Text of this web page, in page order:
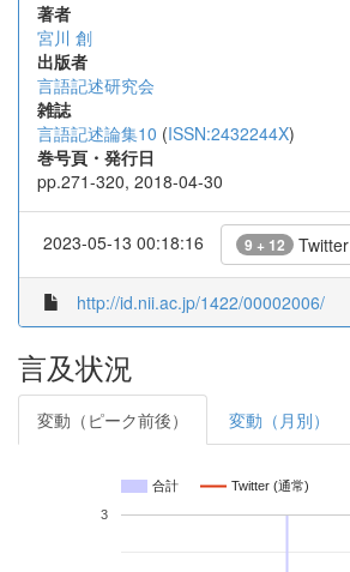
著者
宮川 創
出版者
言語記述研究会
雑誌
言語記述論集10 (ISSN:2432244X)
巻号頁・発行日
pp.271-320, 2018-04-30
2023-05-13 00:18:16 9 + 12 Twitter
http://id.nii.ac.jp/1422/00002006/
言及状況
変動（ピーク前後） 変動（月別）
合計 Twitter (通常)
3